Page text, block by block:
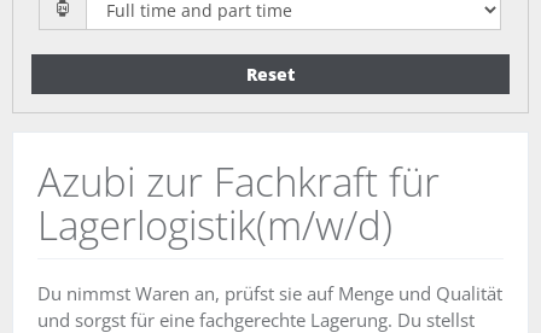
Reset
Azubi zur Fachkraft für
Lagerlogistik(m/w/d)
Du nimmst Waren an, prüfst sie auf Menge und Qualität
und sorgst für eine fachgerechte Lagerung. Du stellst